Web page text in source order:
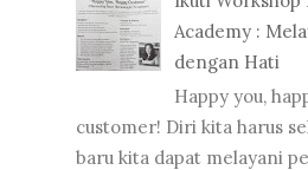
Academy :
dengan Hati
Happy you,
customer! Diri kita harus
baru kita dapat melayani